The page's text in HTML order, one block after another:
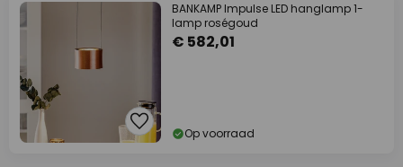
BANKAMP Impulse LED hanglamp 1-
lamp roségoud
€ 582,01
Op voorraad